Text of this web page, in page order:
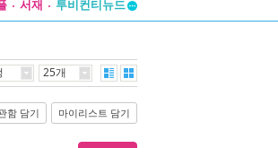
서재
투비컨티뉴드
25개
함 담기 마이리스트 담기